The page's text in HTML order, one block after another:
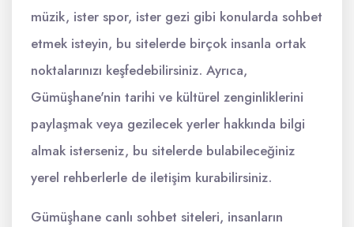
müzik, ister spor, ister gezi gibi konularda sohbet
etmek isteyin, bu sitelerde birçok insanla ortak
noktalarınızı keşfedebilirsiniz. Ayrıca,
Gümüşhane'nin tarihi ve kültürel zenginliklerini
paylaşmak veya gezilecek yerler hakkında bilgi
almak isterseniz, bu sitelerde bulabileceğiniz
yerel rehberlerle de iletişim kurabilirsiniz.
Gümüşhane canlı sohbet siteleri, insanların